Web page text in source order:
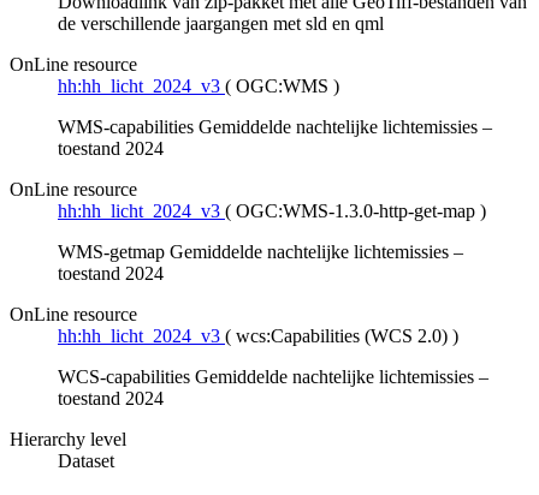
de verschillende jaargangen met sld en qml
OnLine resource
hh:hh_licht_2024_v3 ( OGC:WMS )
WMS-capabilities Gemiddelde nachtelijke lichtemissies –
toestand 2024
OnLine resource
hh:hh_licht_2024_v3 ( OGC:WMS-1.3.0-http-get-map )
WMS-getmap Gemiddelde nachtelijke lichtemissies –
toestand 2024
OnLine resource
hh:hh_licht_2024_v3 ( wcs:Capabilities (WCS 2.0) )
WCS-capabilities Gemiddelde nachtelijke lichtemissies –
toestand 2024
Hierarchy level
Dataset